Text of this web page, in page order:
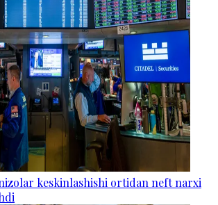
keskinlashishi ortidan neft narxi